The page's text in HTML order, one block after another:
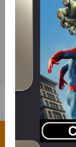
SUPERGIRL:
País de Origen
Estados Unidos.
Craig Gillespie.
Español.